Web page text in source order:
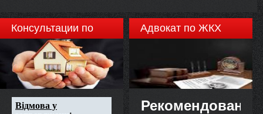
Шишкіна Віктора Івановича,
Консультации по
недвижимости
Адвокат по ЖКХ
Рекомендовано